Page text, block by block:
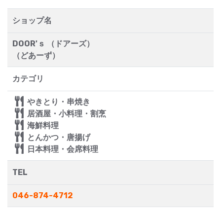
ショップ名
DOOR'ｓ （ドアーズ）
（どあーず）
カテゴリ
やきとり・串焼き
居酒屋・小料理・割烹
海鮮料理
とんかつ・唐揚げ
日本料理・会席料理
TEL
046-874-4712